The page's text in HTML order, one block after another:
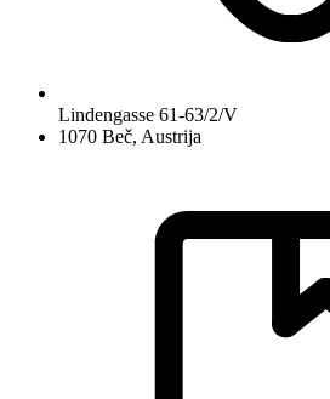
Lindengasse 61-63/2/V
1070 Beč, Austrija